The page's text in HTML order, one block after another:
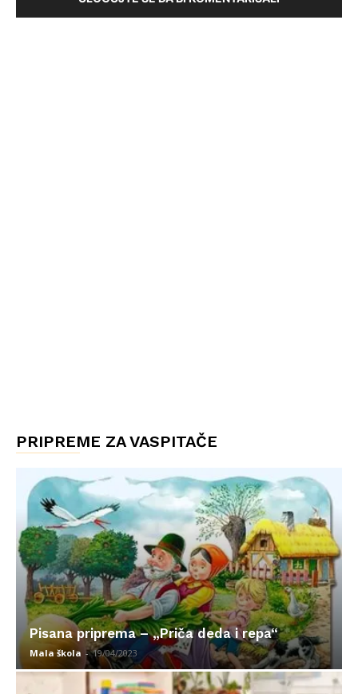
PRIPREME ZA VASPITAČE
Pisana priprema – „Priča deda i repa“
Mala škola - 19/04/2023